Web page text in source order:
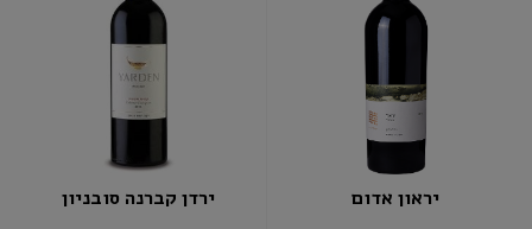
יראון אדום ירדן קברנה סובניון